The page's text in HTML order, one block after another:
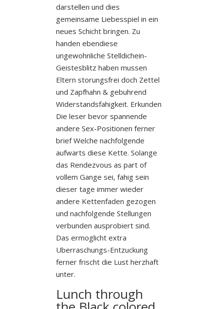
darstellen und dies
gemeinsame Liebesspiel in ein
neues Schicht bringen. Zu
handen ebendiese
ungewohnliche Stelldichein-
Geistesblitz haben mussen
Eltern storungsfrei doch Zettel
und Zapfhahn & gebuhrend
Widerstandsfahigkeit. Erkunden
Die leser bevor spannende
andere Sex-Positionen ferner
brief Welche nachfolgende
aufwarts diese Kette. Solange
das Rendezvous as part of
vollem Gange sei, fahig sein
dieser tage immer wieder
andere Kettenfaden gezogen
und nachfolgende Stellungen
verbunden ausprobiert sind.
Das ermoglicht extra
Uberraschungs-Entzuckung
ferner frischt die Lust herzhaft
unter.
Lunch through